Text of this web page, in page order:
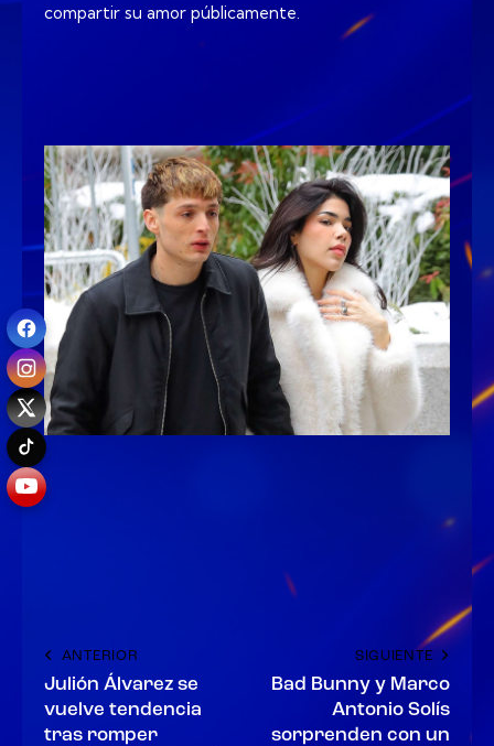
compartir su amor públicamente.
ANTERIOR
Julión Álvarez se
vuelve tendencia
tras romper
SIGUIENTE
Bad Bunny y Marco
Antonio Solís
sorprenden con un